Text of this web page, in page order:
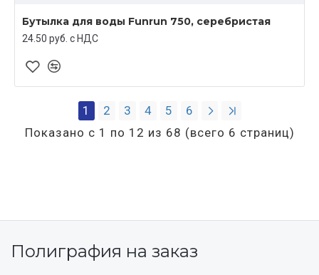
Бутылка для воды Funrun 750, серебристая
24.50 руб. c НДС
1 2 3 4 5
6
Показано с 1 по 12 из 68 (всего 6 страниц)
Полиграфия на заказ